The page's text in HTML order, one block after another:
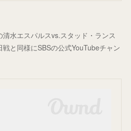
水エスパルスvs.スタッド・ランス
と同様にSBSの公式YouTubeチャン